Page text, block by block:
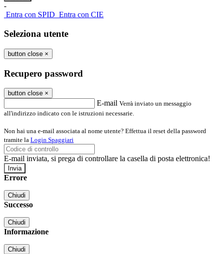
-
Entra con SPID Entra con CIE
Seleziona utente
button close ×
Recupero password
button close ×
E-mail Verrà inviato un messaggio
all'indirizzo indicato con le istruzioni necessarie.
Non hai una e-mail associata al nome utente? Effettua il reset della password
tramite la Login Spaggiari
E-mail inviata, si prega di controllare la casella di posta elettronica!
Errore
Chiudi
Successo
Chiudi
Informazione
Chiudi